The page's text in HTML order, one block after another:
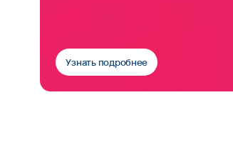
Узнать подробнее